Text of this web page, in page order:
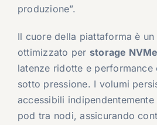
produzione”.
Il cuore della piattaforma è un
ottimizzato per storage NVMe
latenze ridotte e performance
sotto pressione. I volumi
accessibili
pod tra nodi, assicurando